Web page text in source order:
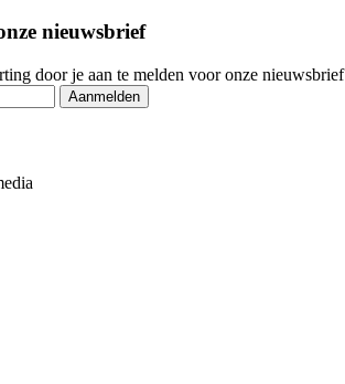
nieuwsbrief
door je aan te melden voor onze nieuwsbrief
Aanmelden